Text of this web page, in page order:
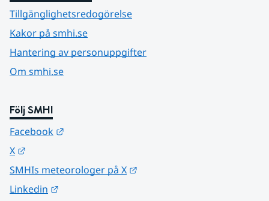
Tillgänglighetsredogörelse
Kakor på smhi.se
Hantering av personuppgifter
Om smhi.se
Följ SMHI
Facebook
X
SMHIs meteorologer på X
Linkedin